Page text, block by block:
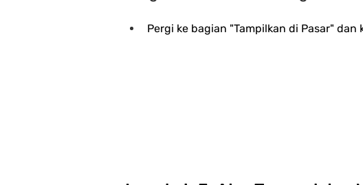
Pergi ke bagian "Tampilkan di Pasar" dan